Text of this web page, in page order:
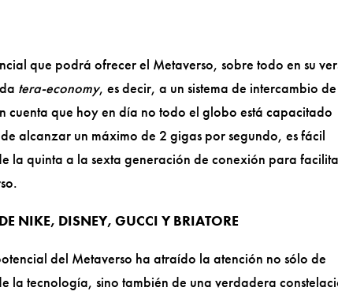
que podrá ofrecer el Metaverso, sobre todo en su
tera-economy, es decir, a un sistema de intercambio de
cuenta que hoy en día no todo el globo está capacitado
alcanzar un máximo de 2 gigas por segundo, es fácil
la quinta a la sexta generación de conexión para
NIKE, DISNEY, GUCCI Y BRIATORE
del Metaverso ha atraído la atención no sólo de
la tecnología, sino también de una verdadera